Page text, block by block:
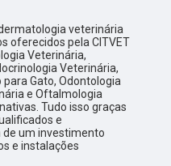
veterinária
oferecidos pela CITVET
Veterinária,
Veterinária,
Gato, Odontologia
e Oftalmologia
Tudo isso graças
e
de um investimento
e instalações